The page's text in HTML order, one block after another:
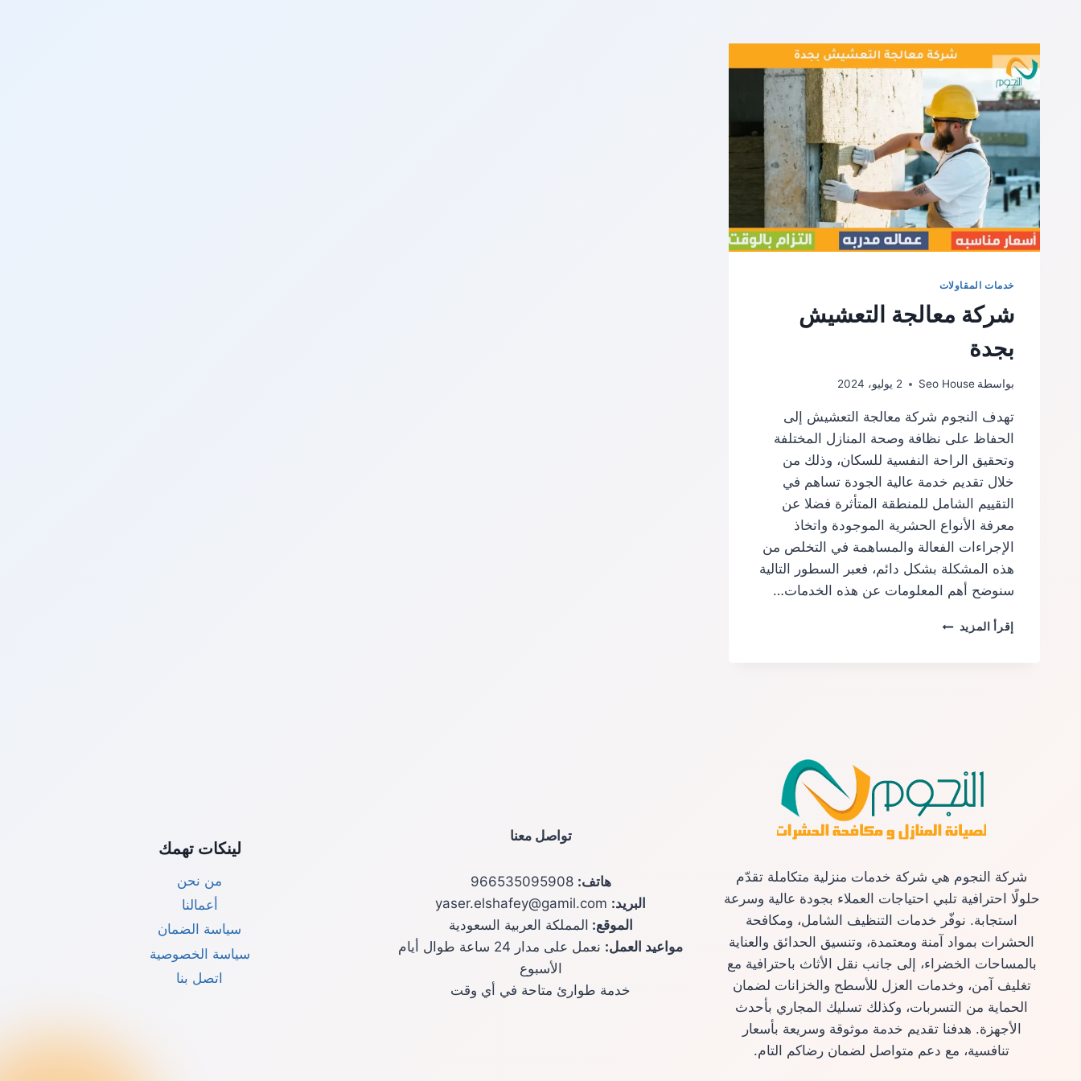
خدمات المقاولات
شركة معالجة التعشيش
بجدة
بواسطة Seo House 2 يوليو، 2024
تهدف النجوم شركة معالجة التعشيش إلى
الحفاظ على نظافة وصحة المنازل المختلفة
وتحقيق الراحة النفسية للسكان، وذلك من
خلال تقديم خدمة عالية الجودة تساهم في
التقييم الشامل للمنطقة المتأثرة فضلا عن
معرفة الأنواع الحشرية الموجودة واتخاذ
الإجراءات الفعالة والمساهمة في التخلص من
هذه المشكلة بشكل دائم، فعبر السطور التالية
سنوضح أهم المعلومات عن هذه الخدمات…
إقرأ المزيد شركة
شركة النجوم هي شركة خدمات منزلية متكاملة تقدّم
حلولًا احترافية تلبي احتياجات العملاء بجودة عالية وسرعة
استجابة. نوفّر خدمات التنظيف الشامل، ومكافحة
الحشرات بمواد آمنة ومعتمدة، وتنسيق الحدائق والعناية
بالمساحات الخضراء، إلى جانب نقل الأثاث باحترافية مع
تغليف آمن، وخدمات العزل للأسطح والخزانات لضمان
الحماية من التسربات، وكذلك تسليك المجاري بأحدث
الأجهزة. هدفنا تقديم خدمة موثوقة وسريعة بأسعار
تنافسية، مع دعم متواصل لضمان رضاكم التام.
تواصل معنا
هاتف: 966535095908
البريد:
الموقع: المملكة العربية السعودية
مواعيد العمل:
نعمل على مدار 24 ساعة طوال أيام
الأسبوع
خدمة طوارئ متاحة في أي وقت
لينكات تهمك
من نحن
أعمالنا
سياسة الضمان
سياسة الخصوصية
اتصل بنا